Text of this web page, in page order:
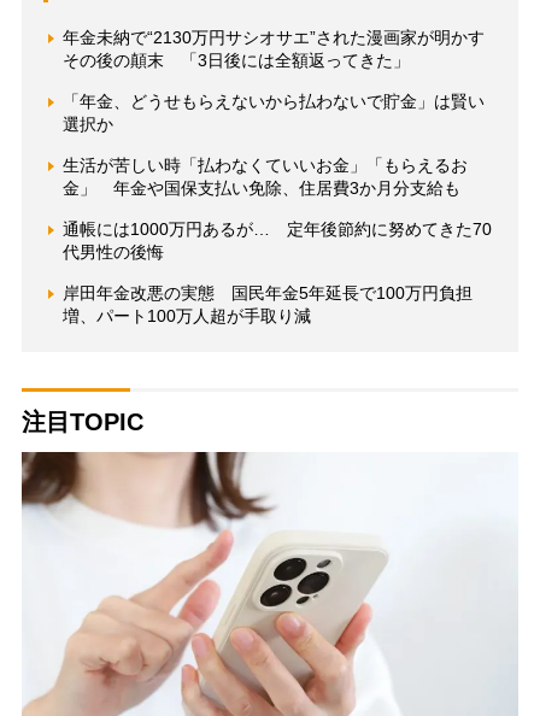
年金未納で“2130万円サシオサエ”された漫画家が明かす
その後の顛末 「3日後には全額返ってきた」
「年金、どうせもらえないから払わないで貯金」は賢い
選択か
生活が苦しい時「払わなくていいお金」「もらえるお
金」 年金や国保支払い免除、住居費3か月分支給も
通帳には1000万円あるが… 定年後節約に努めてきた70
代男性の後悔
岸田年金改悪の実態 国民年金5年延長で100万円負担
増、パート100万人超が手取り減
注目TOPIC